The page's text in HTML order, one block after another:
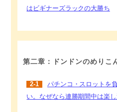
はビギナーズラックの大勝ち
第二章：ドンドンのめりこ
2-1
パチンコ・スロットを
い。なぜなら連勝期間中は楽